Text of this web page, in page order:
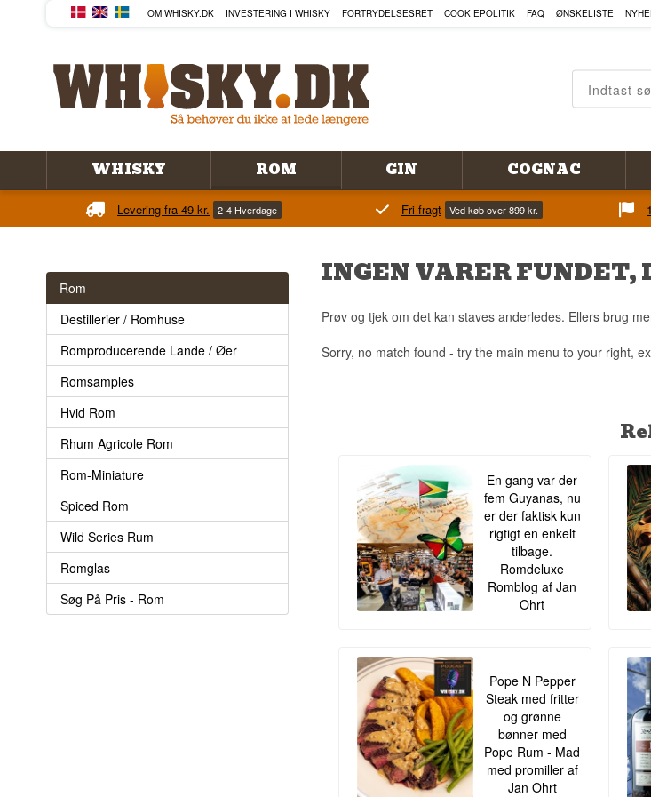
OM WHISKY.DK INVESTERING I WHISKY FORTRYDELSESRET COOKIEPOLITIK FAQ ØNSKELISTE
WHISKY ROM GIN COGNAC
Levering fra 49 kr. 2-4 Hverdage Fri fragt Ved køb over 899 kr.
Rom
Destillerier / Romhuse
Romproducerende Lande / Øer
Romsamples
Hvid Rom
Rhum Agricole Rom
Rom-Miniature
Spiced Rom
Wild Series Rum
Romglas
Søg På Pris - Rom
INGEN VARER FUNDET,
Prøv og tjek om det kan staves anderledes. Ellers brug
Sorry, no match found - try the main menu to your right,
En gang var der
fem Guyanas, nu
er der faktisk kun
rigtigt en enkelt
tilbage.
Romdeluxe
Romblog af Jan
Ohrt
Pope N Pepper
Steak med fritter
og grønne
bønner med
Pope Rum - Mad
med promiller af
Jan Ohrt